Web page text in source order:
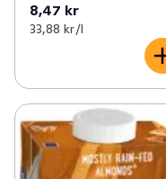
8,47 kr
33,88 kr /l